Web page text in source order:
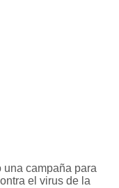
campaña para
el virus de la